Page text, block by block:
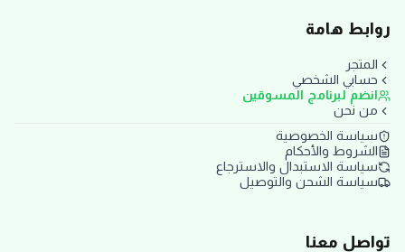
روابط هامة
المتجر
حسابي الشخصي
انضم لبرنامج المسوقين
من نحن
سياسة الخصوصية
الشروط والأحكام
سياسة الاستبدال والاسترجاع
سياسة الشحن والتوصيل
تواصل معنا